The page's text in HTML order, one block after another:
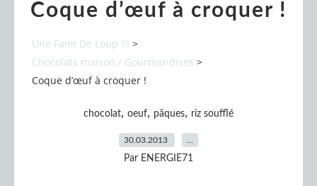
Coque d’œuf à croquer !
Une Faim De Loup !!! >
Chocolats maison / Gourmandises >
Coque d’œuf à croquer !
chocolat, oeuf, pâques, riz soufflé
30.03.2013
Par ENERGIE71